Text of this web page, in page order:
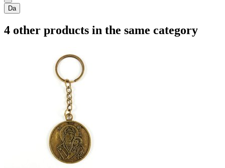
Da
4 other products in the same category